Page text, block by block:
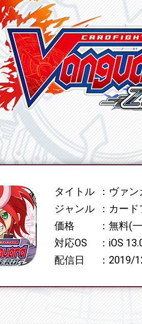
SPECタイトル
ヴァン
ジャンル
カード
価格
無料(
対応OS
iOS
配信日
2019/